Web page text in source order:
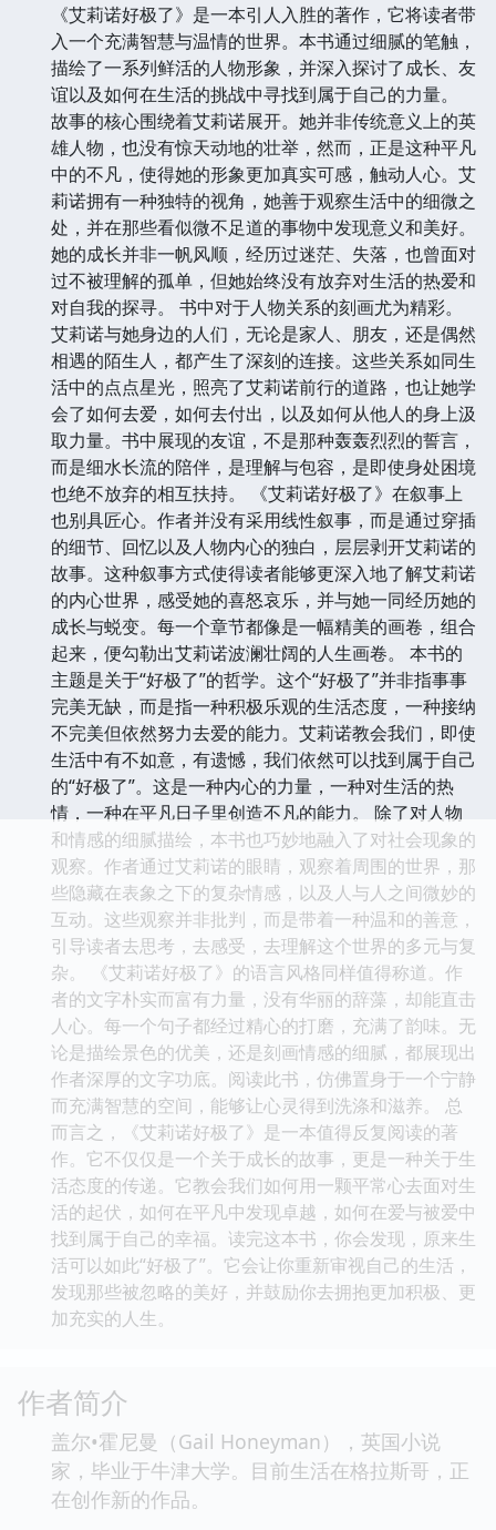
《艾莉诺好极了》是一本引人入胜的著作，它将读者带
入一个充满智慧与温情的世界。本书通过细腻的笔触，
描绘了一系列鲜活的人物形象，并深入探讨了成长、友
谊以及如何在生活的挑战中寻找到属于自己的力量。
故事的核心围绕着艾莉诺展开。她并非传统意义上的英
雄人物，也没有惊天动地的壮举，然而，正是这种平凡
中的不凡，使得她的形象更加真实可感，触动人心。艾
莉诺拥有一种独特的视角，她善于观察生活中的细微之
处，并在那些看似微不足道的事物中发现意义和美好。
她的成长并非一帆风顺，经历过迷茫、失落，也曾面对
过不被理解的孤单，但她始终没有放弃对生活的热爱和
对自我的探寻。 书中对于人物关系的刻画尤为精彩。
艾莉诺与她身边的人们，无论是家人、朋友，还是偶然
相遇的陌生人，都产生了深刻的连接。这些关系如同生
活中的点点星光，照亮了艾莉诺前行的道路，也让她学
会了如何去爱，如何去付出，以及如何从他人的身上汲
取力量。书中展现的友谊，不是那种轰轰烈烈的誓言，
而是细水长流的陪伴，是理解与包容，是即使身处困境
也绝不放弃的相互扶持。 《艾莉诺好极了》在叙事上
也别具匠心。作者并没有采用线性叙事，而是通过穿插
的细节、回忆以及人物内心的独白，层层剥开艾莉诺的
故事。这种叙事方式使得读者能够更深入地了解艾莉诺
的内心世界，感受她的喜怒哀乐，并与她一同经历她的
成长与蜕变。每一个章节都像是一幅精美的画卷，组合
起来，便勾勒出艾莉诺波澜壮阔的人生画卷。 本书的
主题是关于“好极了”的哲学。这个“好极了”并非指事事
完美无缺，而是指一种积极乐观的生活态度，一种接纳
不完美但依然努力去爱的能力。艾莉诺教会我们，即使
生活中有不如意，有遗憾，我们依然可以找到属于自己
的“好极了”。这是一种内心的力量，一种对生活的热
情，一种在平凡日子里创造不凡的能力。 除了对人物
和情感的细腻描绘，本书也巧妙地融入了对社会现象的
观察。作者通过艾莉诺的眼睛，观察着周围的世界，那
些隐藏在表象之下的复杂情感，以及人与人之间微妙的
互动。这些观察并非批判，而是带着一种温和的善意，
引导读者去思考，去感受，去理解这个世界的多元与复
杂。 《艾莉诺好极了》的语言风格同样值得称道。作
者的文字朴实而富有力量，没有华丽的辞藻，却能直击
人心。每一个句子都经过精心的打磨，充满了韵味。无
论是描绘景色的优美，还是刻画情感的细腻，都展现出
作者深厚的文字功底。阅读此书，仿佛置身于一个宁静
而充满智慧的空间，能够让心灵得到洗涤和滋养。 总
而言之，《艾莉诺好极了》是一本值得反复阅读的著
作。它不仅仅是一个关于成长的故事，更是一种关于生
活态度的传递。它教会我们如何用一颗平常心去面对生
活的起伏，如何在平凡中发现卓越，如何在爱与被爱中
找到属于自己的幸福。读完这本书，你会发现，原来生
活可以如此“好极了”。它会让你重新审视自己的生活，
发现那些被忽略的美好，并鼓励你去拥抱更加积极、更
加充实的人生。
作者简介
盖尔•霍尼曼（Gail Honeyman），英国小说
家，毕业于牛津大学。目前生活在格拉斯哥，正
在创作新的作品。